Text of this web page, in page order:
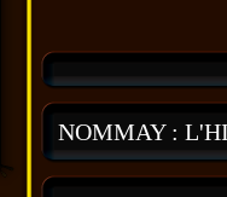
NOMMAY :